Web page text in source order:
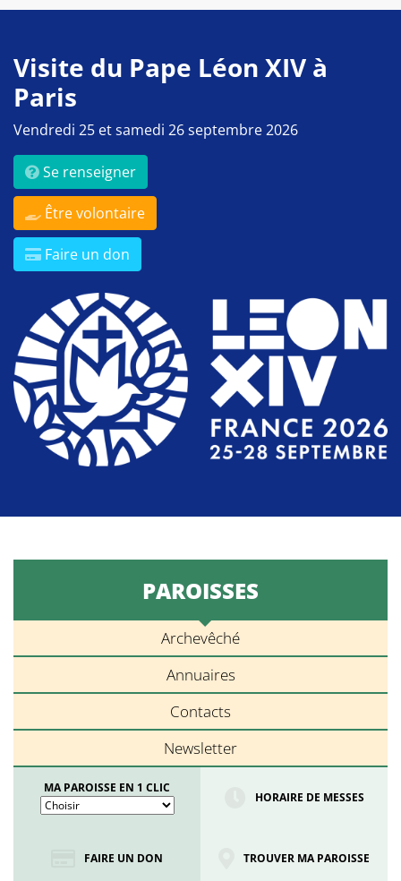
Visite du Pape Léon XIV à
Paris
Vendredi 25 et samedi 26 septembre 2026
Se renseigner
Être volontaire
Faire un don
PAROISSES
Archevêché
Annuaires
Contacts
Newsletter
MA PAROISSE EN 1 CLIC
HORAIRE DE MESSES
FAIRE UN DON TROUVER MA PAROISSE